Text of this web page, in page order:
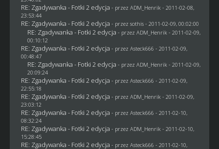
RE: Zgadywanka - Fotki 2 edycja - przez ADM_Henrik - 2011-02-08,
23:53:44
RE: Zgadywanka - Fotki 2 edycja - przez sothis- 2011-02-09, 00:02:00
RE: Zgadywanka - Fotki 2 edycja - przez ADM_Henrik - 2011-02-09,
00:10:12
RE: Zgadywanka - Fotki 2 edycja - przez Asteck666 - 2011-02-09,
00:48:47
RE: Zgadywanka - Fotki 2 edycja - przez ADM_Henrik - 2011-02-09,
20:09:24
RE: Zgadywanka - Fotki 2 edycja - przez Asteck666 - 2011-02-09,
22:55:18
RE: Zgadywanka - Fotki 2 edycja - przez ADM_Henrik - 2011-02-09,
23:03:12
RE: Zgadywanka - Fotki 2 edycja - przez Asteck666 - 2011-02-10,
08:32:24
RE: Zgadywanka - Fotki 2 edycja - przez ADM_Henrik - 2011-02-10,
15:28:45
RE: Zgadywanka - Fotki 2 edycja - przez Asteck666 - 2011-02-10,